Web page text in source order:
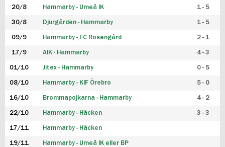
20/8 Hammarby - Umeå IK 1 - 5
30/8 Djurgården - Hammarby 1 - 5
09/9 Hammarby - FC Rosengård 2 - 1
17/9 AIK - Hammarby 4 - 3
01/10 Jitex - Hammarby 0 - 5
08/10 Hammarby - KIF Örebro 5 - 0
16/10 Brommapojkarna - Hammarby 4 - 2
22/10 Hammarby - Häcken 3 - 3
17/11 Hammarby - Häcken
19/11 Hammarby - Umeå IK eller BP